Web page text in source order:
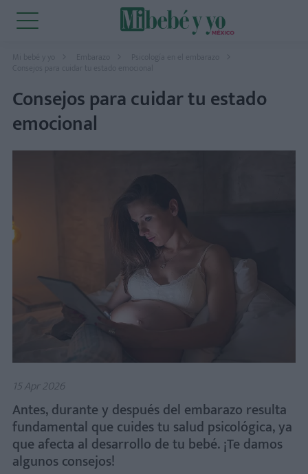
Mi bebé y yo Embarazo
Psicología en el embarazo
Consejos para cuidar tu estado emocional
Consejos para cuidar tu estado
emocional
15 Apr 2026
Antes, durante y después del embarazo resulta
fundamental que cuides tu salud psicológica, ya
que afecta al desarrollo de tu bebé. ¡Te damos
algunos consejos!